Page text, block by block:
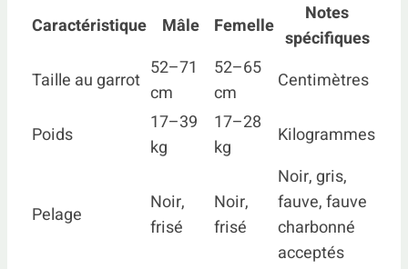
Caractéristique
Mâle Femelle
Notes
spécifiques
Taille au garrot
52–71
cm
52–65
cm
Centimètres
Poids
17–39
kg
17–28
kg
Kilogrammes
Pelage
Noir,
frisé
Noir,
frisé
Noir, gris,
fauve, fauve
charbonné
acceptés